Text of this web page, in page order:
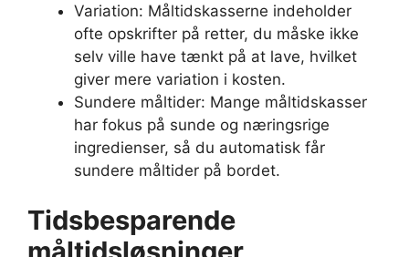
Variation: Måltidskasserne indeholder
ofte opskrifter på retter, du måske ikke
selv ville have tænkt på at lave, hvilket
giver mere variation i kosten.
Sundere måltider: Mange måltidskasser
har fokus på sunde og næringsrige
ingredienser, så du automatisk får
sundere måltider på bordet.
Tidsbesparende